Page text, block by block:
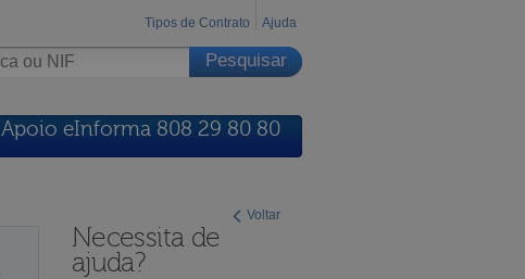
Tipos de Contrato Ajuda
Apoio eInforma 808 29 80 80
Voltar
Necessita de
ajuda?